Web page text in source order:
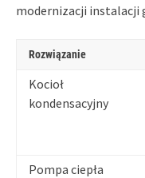
modernizacji instalacji
Rozwiązanie
Kocioł
kondensacyjny
Pompa ciepła